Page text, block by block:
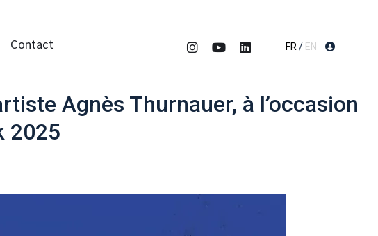
Contact FR / EN
Agnès Thurnauer, à l’occasion
2025